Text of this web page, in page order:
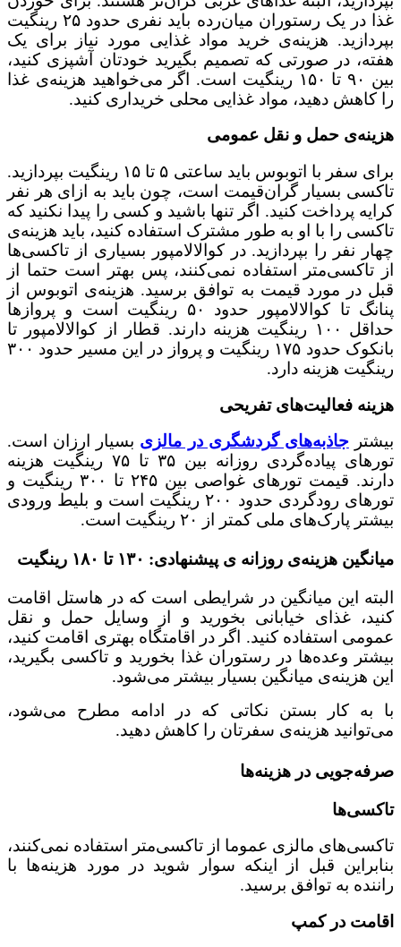
غذا در یک رستوران میان‌رده باید نفری حدود ۲۵ رینگیت
بپردازید. هزینه‌ی خرید مواد غذایی مورد نیاز برای یک
هفته، در صورتی که تصمیم بگیرید خودتان آشپزی کنید،
بین ۹۰ تا ۱۵۰ رینگیت است. اگر می‌خواهید هزینه‌ی غذا
را کاهش دهید، مواد غذایی محلی خریداری کنید.
هزینه‌ی حمل و نقل عمومی
برای سفر با اتوبوس باید ساعتی ۵ تا ۱۵ رینگیت بپردازید.
تاکسی‌ بسیار گران‌قیمت است، چون باید به ازای هر نفر
کرایه پرداخت کنید. اگر تنها باشید و کسی را پیدا نکنید که
تاکسی را با او به طور مشترک استفاده کنید، باید هزینه‌ی
چهار نفر را بپردازید. در کوالالامپور بسیاری از تاکسی‌ها
از تاکسی‌متر استفاده نمی‌کنند، پس بهتر است حتما از
قبل در مورد قیمت به توافق برسید. هزینه‌ی اتوبوس از
پنانگ تا کوالالامپور حدود ۵۰ رینگیت است و پروازها
حداقل ۱۰۰ رینگیت هزینه دارند. قطار از کوالالامپور تا
بانکوک حدود ۱۷۵ رینگیت و پرواز در این مسیر حدود ۳۰۰
رینگیت هزینه دارد.
هزینه فعالیت‌های تفریحی
بیشترجاذبه‌های گردشگری در مالزی بسیار ارزان است.
تورهای پیاده‌گردی روزانه بین ۳۵ تا ۷۵ رینگیت هزینه
دارند. قیمت تورهای غواصی بین ۲۴۵ تا ۳۰۰ رینگیت و
تورهای رودگردی حدود ۲۰۰ رینگیت است و بلیط ورودی
بیشتر پارک‌های ملی کمتر از ۲۰ رینگیت است.
میانگین هزینه‌ی روزانه ی پیشنهادی: ۱۳۰ تا ۱۸۰ رینگیت
البته این میانگین در شرایطی است که در هاستل اقامت
کنید، غذای خیابانی بخورید و از وسایل حمل و نقل
عمومی استفاده کنید. اگر در اقامتگاه بهتری اقامت کنید،
بیشتر وعده‌ها در رستوران غذا بخورید و تاکسی بگیرید،
این هزینه‌ی میانگین بسیار بیشتر می‌شود.
با به کار بستن نکاتی که در ادامه مطرح می‌شود،
می‌توانید هزینه‌ی سفرتان را کاهش دهید.
صرفه‌جویی در هزینه‌ها
تاکسی‌ها
تاکسی‌های مالزی عموما از تاکسی‌متر استفاده نمی‌کنند،
بنابراین قبل از اینکه سوار شوید در مورد هزینه‌ها با
راننده به توافق برسید.
اقامت در کمپ